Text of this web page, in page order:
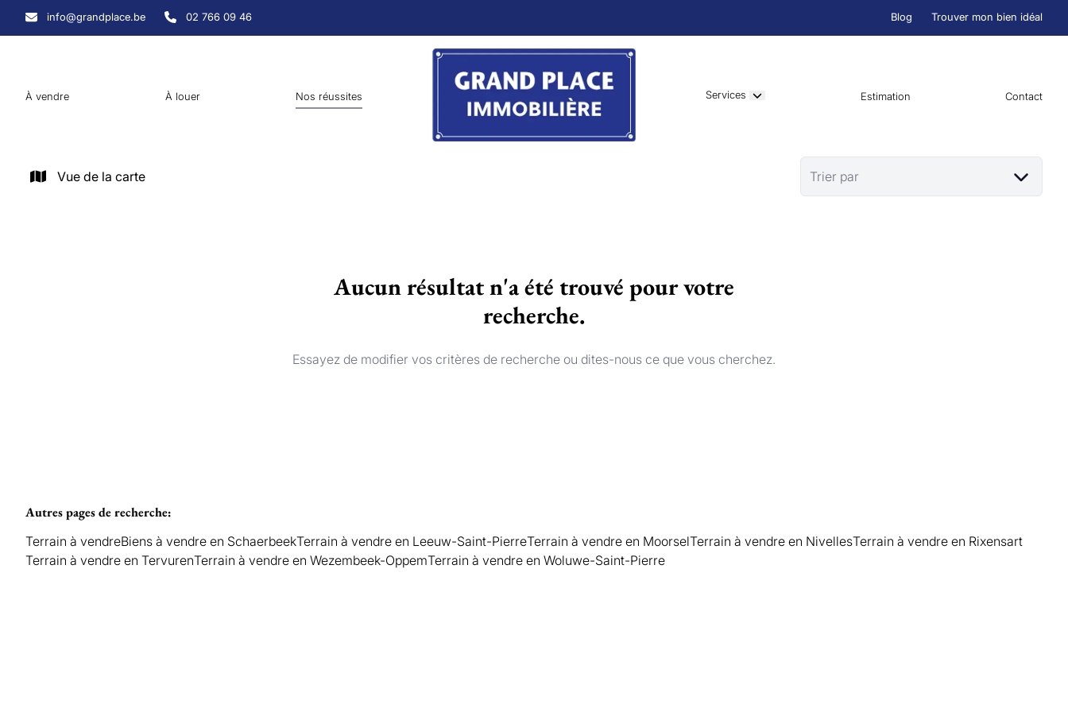
Aller au contenu principal
info@grandplace.be 02 766 09 46 Blog Trouver mon bien idéal
À vendre À louer Nos réussites Services Estimation Contact
Vue de la carte Trier par
Aucun résultat n'a été trouvé pour votre
recherche.
Essayez de modifier vos critères de recherche ou dites-nous ce que vous cherchez.
Autres pages de recherche:
Terrain à vendreBiens à vendre en SchaerbeekTerrain à vendre en Leeuw-Saint-PierreTerrain à vendre en MoorselTerrain à vendre en NivellesTerrain à vendre en Rixensart
Terrain à vendre en TervurenTerrain à vendre en Wezembeek-OppemTerrain à vendre en Woluwe-Saint-Pierre